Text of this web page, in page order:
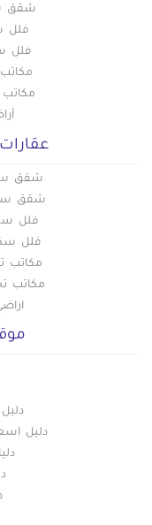
شقق
فلل
فلل
مكاتب
مكاتب
عقارات
شقق
شقق
فلل
فلل
مكاتب
مكاتب
دليل